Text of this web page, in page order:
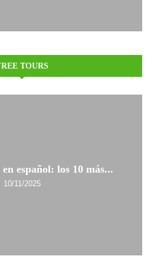
TOURS
español: los 10 más...
10/11/2025